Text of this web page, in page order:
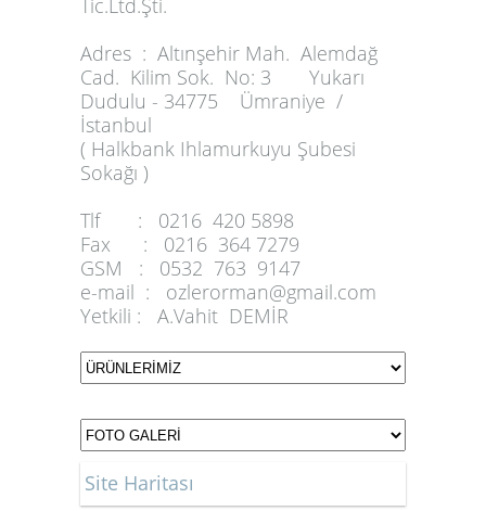
Tic.Ltd.Şti.
Adres : Altınşehir Mah. Alemdağ
Cad. Kilim Sok. No: 3 Yukarı
Dudulu - 34775 Ümraniye /
İstanbul
( Halkbank Ihlamurkuyu Şubesi
Sokağı )
Tlf :
0216 420 5898
Fax :
0216 364 7279
GSM :
0532 763 9147
e-mail :
ozlerorman@gmail.com
Yetkili :
A.Vahit DEMİR
Site Haritası